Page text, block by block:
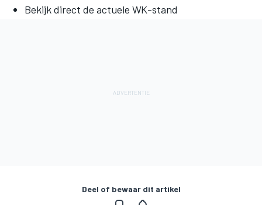
Bekijk direct de actuele WK-stand
Deel of bewaar dit artikel